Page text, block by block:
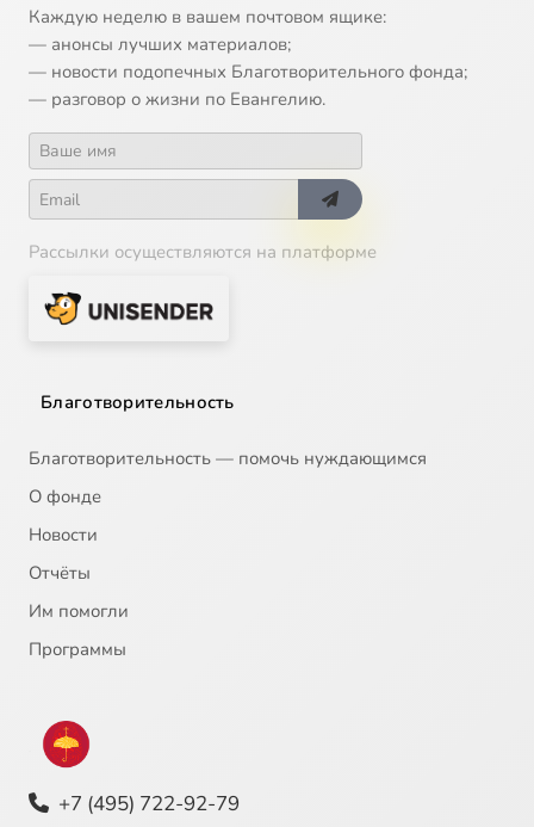
Каждую неделю в вашем почтовом ящике:
— анонсы лучших материалов;
— новости подопечных Благотворительного фонда;
— разговор о жизни по Евангелию.
Рассылки осуществляются на платформе
Благотворительность
Благотворительность — помочь нуждающимся
О фонде
Новости
Отчёты
Им помогли
Программы
+7 (495) 722-92-79